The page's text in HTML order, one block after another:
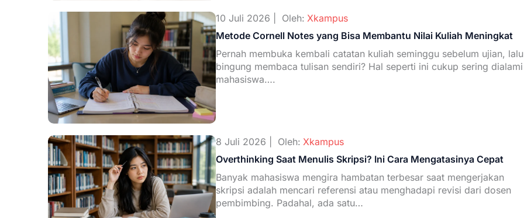
10 Juli 2026 | Oleh: Xkampus
Metode Cornell Notes yang Bisa Membantu Nilai Kuliah Meningkat
Pernah membuka kembali catatan kuliah seminggu sebelum ujian, lalu
bingung membaca tulisan sendiri? Hal seperti ini cukup sering dialami
mahasiswa….
8 Juli 2026 | Oleh: Xkampus
Overthinking Saat Menulis Skripsi? Ini Cara Mengatasinya Cepat
Banyak mahasiswa mengira hambatan terbesar saat mengerjakan
skripsi adalah mencari referensi atau menghadapi revisi dari dosen
pembimbing. Padahal, ada satu…